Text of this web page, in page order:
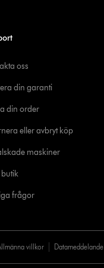
oss
din garanti
din order
eller avbryt köp
maskiner
butik
frågor
villkor Datameddelande